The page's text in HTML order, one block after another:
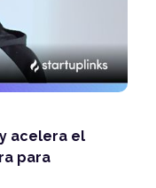
acelera el
para